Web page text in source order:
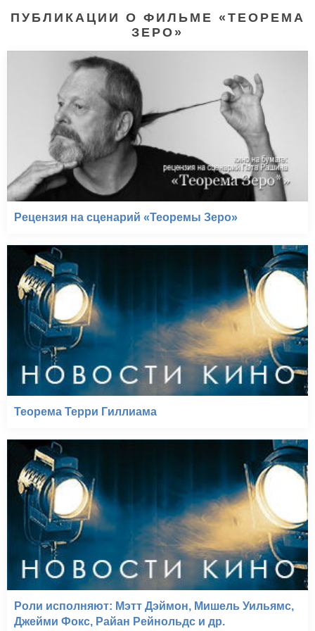
ПУБЛИКАЦИИ О ФИЛЬМЕ «ТЕОРЕМА
ЗЕРО»
Рецензия на сценарий «Теоремы Зеро»
Теорема Терри Гиллиама
Роли исполняют: Мэтт Дэймон, Мишель Уильямс,
Джейми Фокс, Райан Рейнольдс и др.